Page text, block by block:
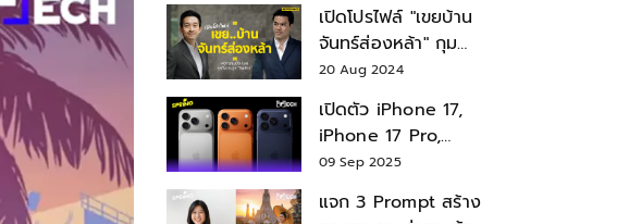
เปิดโปรไฟล์ "เขยบ้าน
จันทร์ส่องหล้า" กุม
บังเหียนธุรกิจตระกูล
"ชินวัตร"
20 Aug 2024
เปิดตัว iPhone 17,
iPhone 17 Pro,
iPhone 17 Air สเปค
09 Sep 2025
แจก 3 Prompt สร้าง